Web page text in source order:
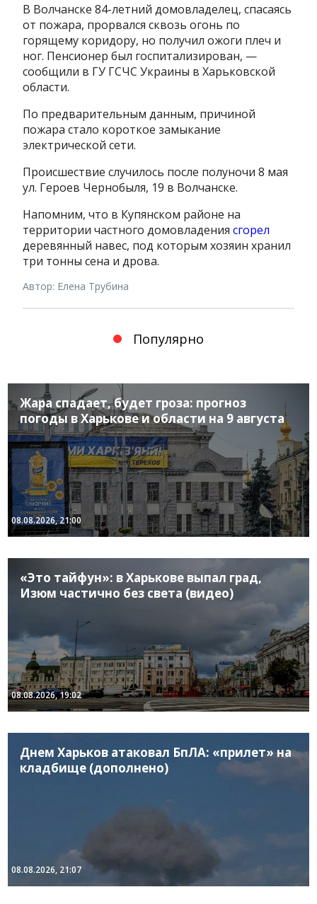
В Волчанске 84-летний домовладелец, спасаясь
от пожара, прорвался сквозь огонь по
горящему коридору, но получил ожоги плеч и
ног. Пенсионер был госпитализирован, —
сообщили в ГУ ГСЧС Украины в Харьковской
области.
По предварительным данным, причиной
пожара стало короткое замыкание
электрической сети.
Происшествие случилось после полуночи 8 мая
ул. Героев Чернобыля, 19 в Волчанске.
Напомним, что в Купянском районе на
территории частного домовладения сгорел
деревянный навес, под которым хозяин хранил
три тонны сена и дрова.
Автор: Елена Трубина
Популярно
Жара спадает, будет гроза: прогноз
погоды в Харькове и области на 9 августа
08.08.2026, 21:00
«Это тайфун»: в Харькове выпал град,
Изюм частично без света (видео)
08.08.2026, 19:02
Днем Харьков атаковал БпЛА: «прилет» на
кладбище (дополнено)
08.08.2026, 21:07